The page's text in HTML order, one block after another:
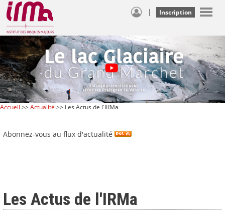
| Inscription
Accueil >>Actualité >> Les Actus de l'IRMa
Abonnez-vous au flux d'actualité
Les Actus de l'IRMa